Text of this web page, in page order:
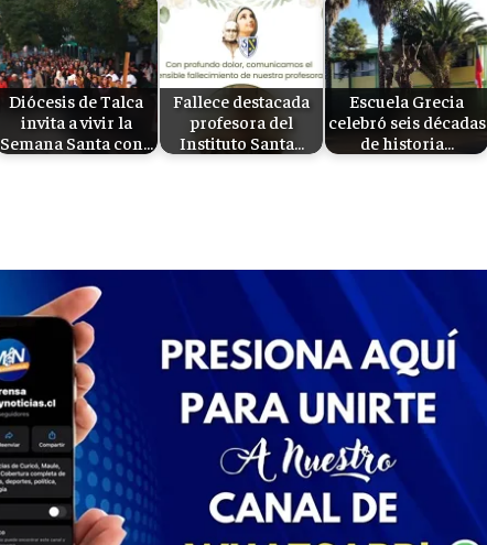
Diócesis de Talca
invita a vivir la
Semana Santa con…
Fallece destacada
profesora del
Instituto Santa…
Escuela Grecia
celebró seis décadas
de historia…